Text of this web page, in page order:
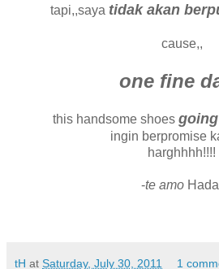
tapi,,saya tidak akan
cause,,
one fine
this handsome shoes
ingin berpromise
harghhhh!!!!
-te amo
tH at Saturday, July 30, 2011 1